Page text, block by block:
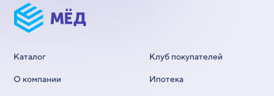
Каталог
О компании
Клуб покупателей
Ипотека